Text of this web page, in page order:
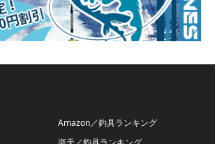
Amazon／釣具ランキング